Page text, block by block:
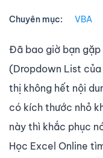
Chuyên mục: VBA
Đã bao giờ bạn
(Dropdown List
thị không hết nội
có kích thước nhỏ
này thì khắc phục
Học Excel Online